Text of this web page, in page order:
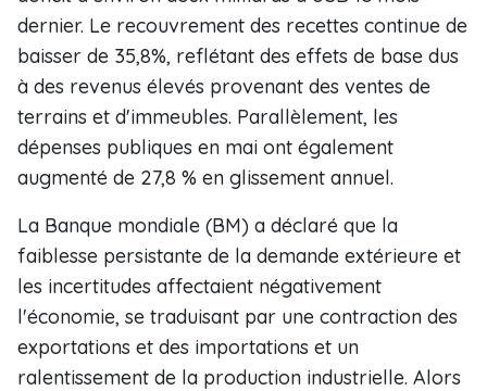
dernier. Le recouvrement des recettes continue de
baisser de 35,8%, reflétant des effets de base dus
à des revenus élevés provenant des ventes de
terrains et d'immeubles. Parallèlement, les
dépenses publiques en mai ont également
augmenté de 27,8 % en glissement annuel.
La Banque mondiale (BM) a déclaré que la
faiblesse persistante de la demande extérieure et
les incertitudes affectaient négativement
l'économie, se traduisant par une contraction des
exportations et des importations et un
ralentissement de la production industrielle. Alors